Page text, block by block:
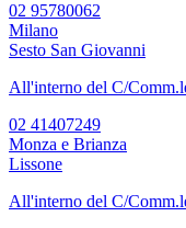
02 95780062
Milano
Sesto San Giovanni
All'interno del C/
02 41407249
Monza e Brianza
Lissone
All'interno del C/